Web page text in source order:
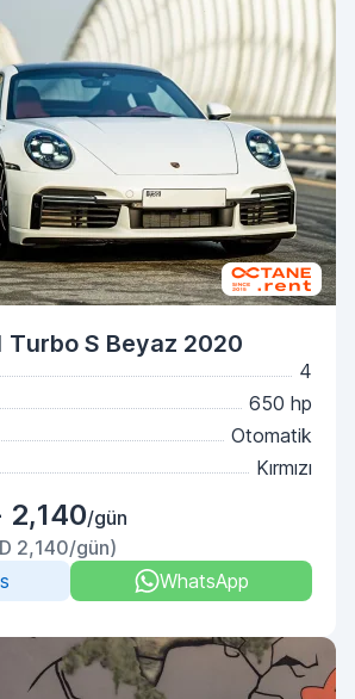
Turbo S Beyaz 2020
4
650 hp
Otomatik
Kırmızı
2,140/gün
2,140/gün)
WhatsApp